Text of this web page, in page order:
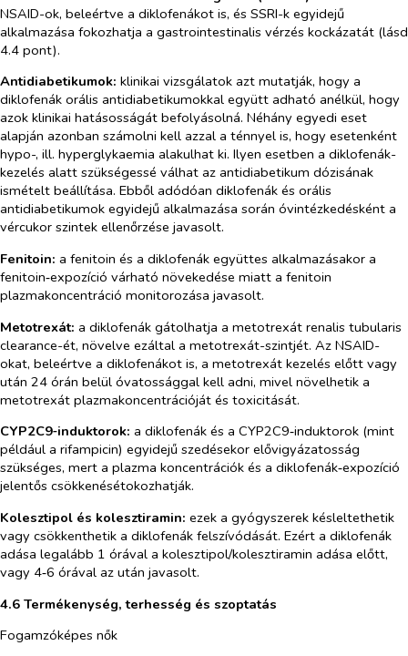
NSAID-ok, beleértve a diklofenákot is, és SSRI-k egyidejű
alkalmazása fokozhatja a gastrointestinalis vérzés kockázatát (lásd
4.4 pont).
Antidiabetikumok: klinikai vizsgálatok azt mutatják, hogy a
diklofenák orális antidiabetikumokkal együtt adható anélkül, hogy
azok klinikai hatásosságát befolyásolná. Néhány egyedi eset
alapján azonban számolni kell azzal a ténnyel is, hogy esetenként
hypo-, ill. hyperglykaemia alakulhat ki. Ilyen esetben a diklofenák-
kezelés alatt szükségessé válhat az antidiabetikum dózisának
ismételt beállítása. Ebből adódóan diklofenák és orális
antidiabetikumok egyidejű alkalmazása során óvintézkedésként a
vércukor szintek ellenőrzése javasolt.
Fenitoin: a fenitoin és a diklofenák együttes alkalmazásakor a
fenitoin‑expozíció várható növekedése miatt a fenitoin
plazmakoncentráció monitorozása javasolt.
Metotrexát: a diklofenák gátolhatja a metotrexát renalis tubularis
clearance-ét, növelve ezáltal a metotrexát-szintjét. Az NSAID-
okat, beleértve a diklofenákot is, a metotrexát kezelés előtt vagy
után 24 órán belül óvatossággal kell adni, mivel növelhetik a
metotrexát plazmakoncentrációját és toxicitását.
CYP2C9‑induktorok: a diklofenák és a CYP2C9‑induktorok (mint
például a rifampicin) egyidejű szedésekor elővigyázatosság
szükséges, mert a plazma koncentrációk és a diklofenák‑expozíció
jelentős csökkenésétokozhatják.
Kolesztipol és kolesztiramin: ezek a gyógyszerek késleltethetik
vagy csökkenthetik a diklofenák felszívódását. Ezért a diklofenák
adása legalább 1 órával a kolesztipol/kolesztiramin adása előtt,
vagy 4‑6 órával az után javasolt.
4.6 Termékenység, terhesség és szoptatás
Fogamzóképes nők